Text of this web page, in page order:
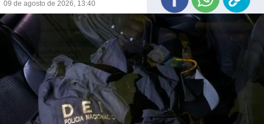
09 de agosto de 2026, 13:40